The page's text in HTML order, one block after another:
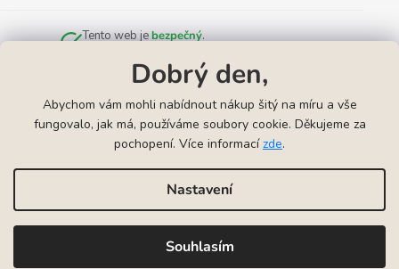
Dobrý den,
Abychom vám mohli nabídnout nákup šitý na míru a vše
fungovalo, jak má, používáme soubory cookie. Děkujeme za
pochopení. Více informacízde.
Nastavení
Souhlasím
Tento web jebezpečný.
Náhrdelníky k narození miminka
Náramky k narození
Vytvořil Shoptet
VYRYJTO | Gravírování šperků